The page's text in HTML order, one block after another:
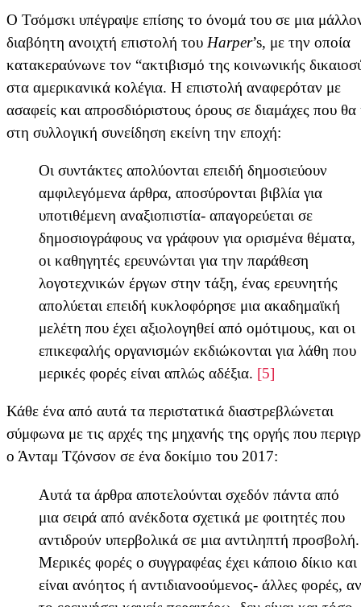
Ο Τσόμσκι υπέγραψε επίσης το όνομά του σε μια
διαβόητη ανοιχτή επιστολή του Harper’s, με την οποία
κατακεραύνωνε τον “ακτιβισμό της κοινωνικής
στα αμερικανικά κολέγια. Η επιστολή αναφερόταν με
ασαφείς και απροσδιόριστους όρους σε διαμάχες που θα
στη συλλογική συνείδηση εκείνη την εποχή:
Οι συντάκτες απολύονται επειδή δημοσιεύουν
αμφιλεγόμενα άρθρα, αποσύρονται βιβλία για
υποτιθέμενη αναξιοπιστία- απαγορεύεται σε
δημοσιογράφους να γράφουν για ορισμένα θέματα,
οι καθηγητές ερευνώνται για την παράθεση
λογοτεχνικών έργων στην τάξη, ένας ερευνητής
απολύεται επειδή κυκλοφόρησε μια ακαδημαϊκή
μελέτη που έχει αξιολογηθεί από ομότιμους, και οι
επικεφαλής οργανισμών εκδιώκονται για λάθη που
μερικές φορές είναι απλώς αδέξια. [5]
Κάθε ένα από αυτά τα περιστατικά διαστρεβλώνεται
σύμφωνα με τις αρχές της μηχανής της οργής που
ο Άνταμ Τζόνσον σε ένα δοκίμιο του 2017:
Αυτά τα άρθρα αποτελούνται σχεδόν πάντα από
μια σειρά από ανέκδοτα σχετικά με φοιτητές που
αντιδρούν υπερβολικά σε μια αντιληπτή προσβολή.
Μερικές φορές ο συγγραφέας έχει κάποιο δίκιο και
είναι ανόητος ή αντιδιανοούμενος- άλλες φορές, αν